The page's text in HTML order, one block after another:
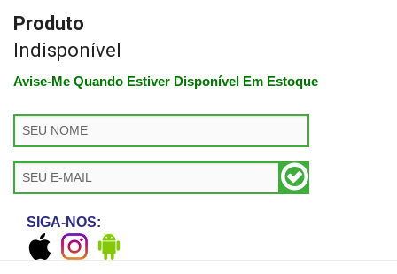
Produto
Indisponível
Avise-Me Quando Estiver Disponível Em Estoque
SIGA-NOS: